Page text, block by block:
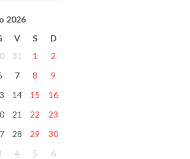
2026
V S
D
31 1
2
7 8
9
14 15
16
21 22
23
28 29
30
4 5 6